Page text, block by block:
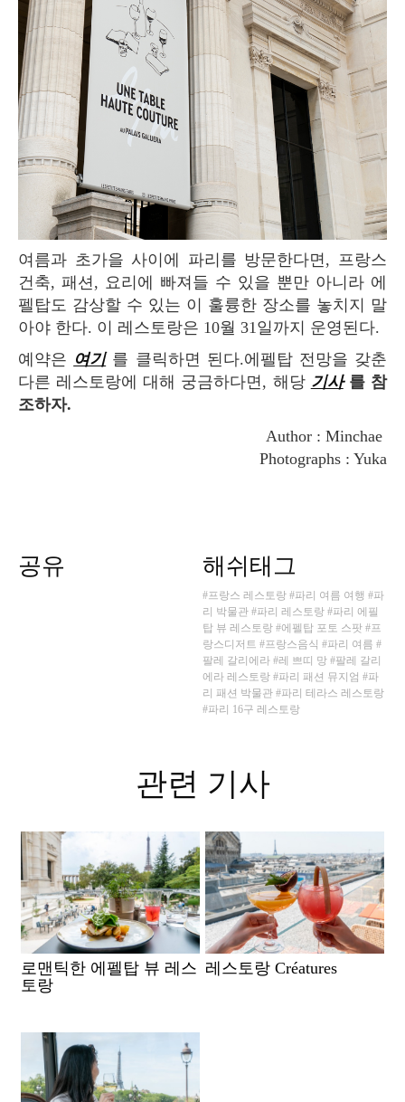
여름과 초가을 사이에 파리를 방문한다면, 프랑스
건축, 패션, 요리에 빠져들 수 있을 뿐만 아니라 에
펠탑도 감상할 수 있는 이 훌륭한 장소를 놓치지 말
아야 한다. 이 레스토랑은 10월 31일까지 운영된다.
예약은 여기 를 클릭하면 된다.에펠탑 전망을 갖춘
다른 레스토랑에 대해 궁금하다면, 해당 기사 를 참
조하자.
Author : Minchae
Photographs : Yuka
공유 해쉬태그
#프랑스 레스토랑 #파리 여름 여행 #파
리 박물관 #파리 레스토랑 #파리 에필
탑 뷰 레스토랑 #에펠탑 포토 스팟 #프
랑스디저트 #프랑스음식 #파리 여름 #
팔레 갈리에라 #레 쁘띠 망 #팔레 갈리
에라 레스토랑 #파리 패션 뮤지엄 #파
리 패션 박물관 #파리 테라스 레스토랑
#파리 16구 레스토랑
관련 기사
로맨틱한 에펠탑 뷰 레스
토랑
레스토랑 Créatures